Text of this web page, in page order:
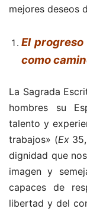
mejores deseos
El
como
La Sagrada
hombres su
talento y
trabajos» (Ex
dignidad que
imagen y
capaces de
libertad y del